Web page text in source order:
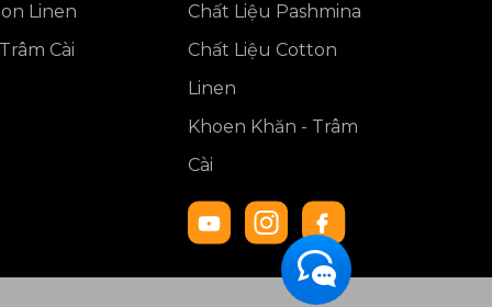
Linen
Cài
Chất Liệu Pashmina
Chất Liệu Cotton
Linen
Khoen Khăn - Trâm
Cài